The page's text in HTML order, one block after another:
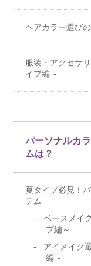
ヘアカラー選び
服装・アクセサ
イプ編～
パーソナルカ
ムは？
夏タイプ必見！
テム
ベースメイ
プ編～
アイメイク
編～